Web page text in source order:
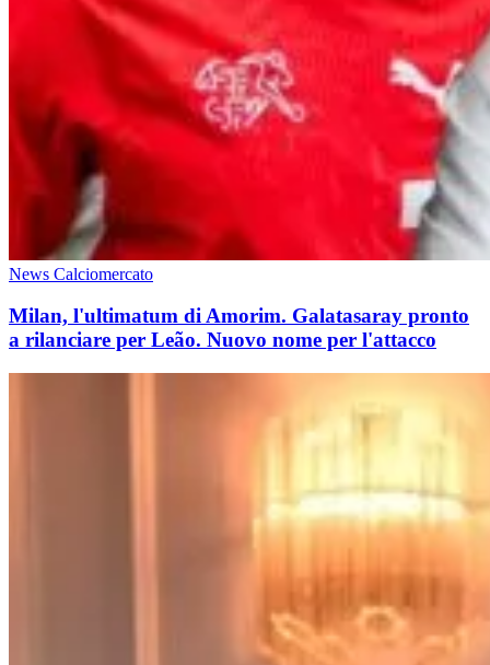
News Calciomercato
Milan, l'ultimatum di Amorim. Galatasaray pronto
a rilanciare per Leão. Nuovo nome per l'attacco